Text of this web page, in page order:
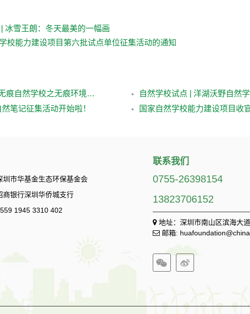
冰雪王朗：冬天最美的一幅画
校能力建设项目第六批试点单位征集活动的通知
自然学校试点 | 济南无痕自然学校之无痕环境公益课堂总第955回
笔记征集活动开始啦！
圳市华基金生态环保基金会
商银行深圳华侨城支行
1945 3310 402
联系我们
0755-26398154
13823706152
地址：深圳市南山区滨海大
邮箱: